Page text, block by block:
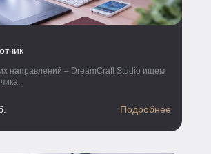
направлений – DreamCraft Studio ищем
Подробнее